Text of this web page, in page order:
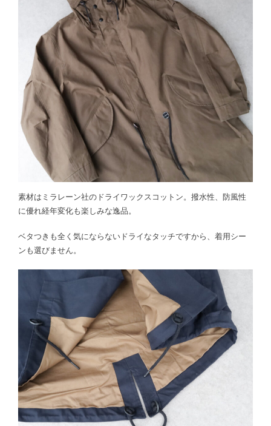
素材はミラレーン社のドライワックスコットン。撥水性、防風性
に優れ経年変化も楽しみな逸品。
ベタつきも全く気にならないドライなタッチですから、着用シー
ンも選びません。